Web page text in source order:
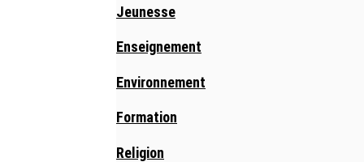
Jeunesse
Enseignement
Environnement
Formation
Religion